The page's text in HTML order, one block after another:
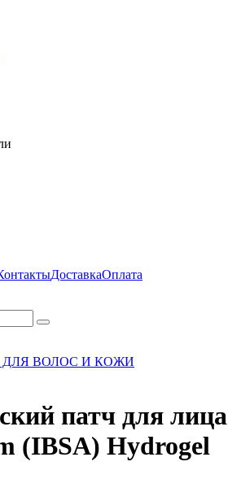
ДоставкаОплата
ВОЛОС И КОЖИ
патч для лица
(IBSA) Hydrogel